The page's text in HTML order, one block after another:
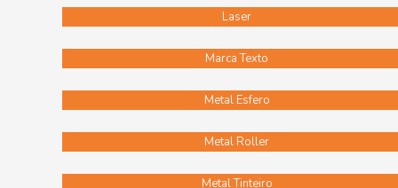
Laser
Marca Texto
Metal Esfero
Metal Roller
Metal Tinteiro